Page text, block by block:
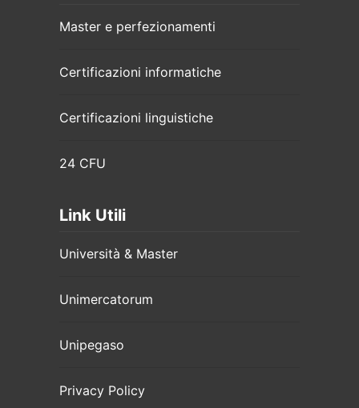
Master e perfezionamenti
Certificazioni informatiche
Certificazioni linguistiche
24 CFU
Link Utili
Università & Master
Unimercatorum
Unipegaso
Privacy Policy